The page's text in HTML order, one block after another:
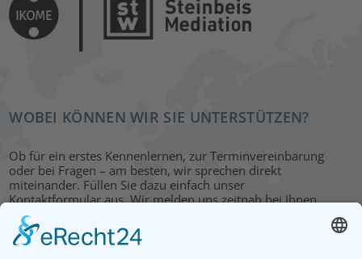
WOBEI KÖNNEN WIR SIE UNTERSTÜTZEN?
Ob für ein erstes Kennenlernen, zur Terminvereinbarung
oder bei Fragen – am besten, wir sprechen direkt
miteinander. Füllen Sie dazu einfach unser
Kontaktformular aus. Wir melden uns zeitnah bei Ihnen.
KONTAKT